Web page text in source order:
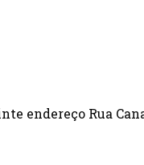
endereço Rua